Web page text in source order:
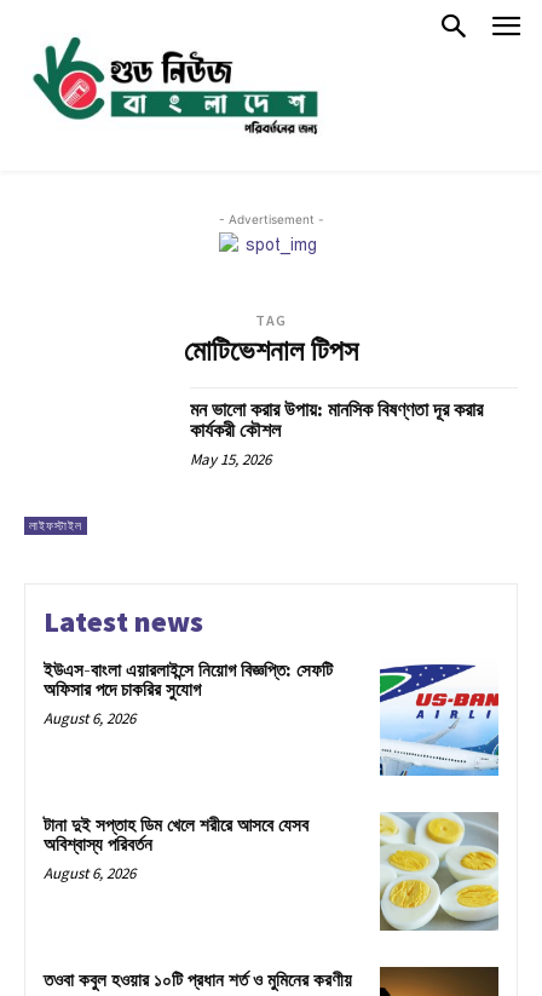
- Advertisement -
TAG
মোটিভেশনাল টিপস
লাইফস্টাইল
মন ভালো করার উপায়: মানসিক বিষণ্ণতা দূর করার
কার্যকরী কৌশল
May 15, 2026
Latest news
ইউএস-বাংলা এয়ারলাইন্সে নিয়োগ বিজ্ঞপ্তি: সেফটি
অফিসার পদে চাকরির সুযোগ
August 6, 2026
টানা দুই সপ্তাহ ডিম খেলে শরীরে আসবে যেসব
অবিশ্বাস্য পরিবর্তন
August 6, 2026
তওবা কবুল হওয়ার ১০টি প্রধান শর্ত ও মুমিনের করণীয়